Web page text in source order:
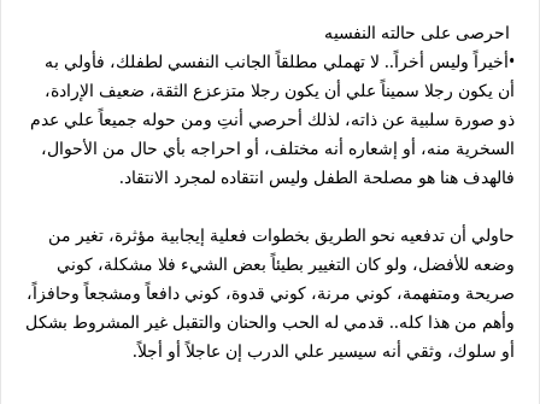
احرصى على حالته النفسيه
•أخيراً وليس أخراً.. لا تهملي مطلقاً الجانب النفسي لطفلك، فأولي به
أن يكون رجلا سميناً علي أن يكون رجلا متزعزع الثقة، ضعيف الإرادة،
ذو صورة سلبية عن ذاته، لذلك أحرصي أنتِ ومن حوله جميعاً علي عدم
السخرية منه، أو إشعاره أنه مختلف، أو احراجه بأي حال من الأحوال،
فالهدف هنا هو مصلحة الطفل وليس انتقاده لمجرد الانتقاد.
حاولي أن تدفعيه نحو الطريق بخطوات فعلية إيجابية مؤثرة، تغير من
وضعه للأفضل، ولو كان التغيير بطيئاً بعض الشيء فلا مشكلة، كوني
صريحة ومتفهمة، كوني مرنة، كوني قدوة، كوني دافعاً ومشجعاً وحافزاً،
وأهم من هذا كله.. قدمي له الحب والحنان والتقبل غير المشروط بشكل
أو سلوك، وثقي أنه سيسير علي الدرب إن عاجلاً أو أجلاً.